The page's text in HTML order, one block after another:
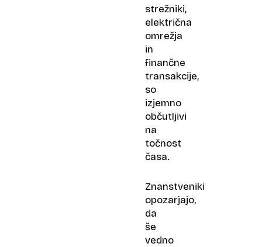
strežniki,
električna
omrežja
in
finančne
transakcije,
so
izjemno
občutljivi
na
točnost
časa.
Znanstveniki
opozarjajo,
da
še
vedno